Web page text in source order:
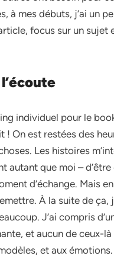
à mes débuts, j’ai un
focus sur un sujet
individuel pour le
! On est restées des
Les histoires
autant que moi –
d’échange. Mais
À la suite de
J’ai compris
et aucun de ceux-
et aux